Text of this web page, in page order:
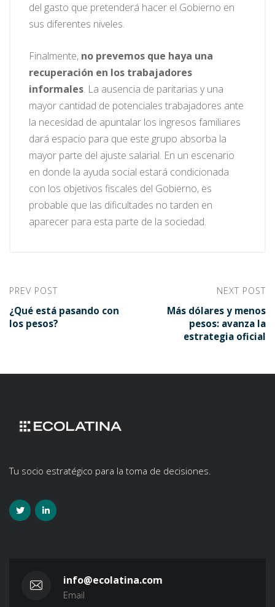
del gasto que pretenderá hacer el Gobierno en
sus diferentes niveles.
Finalmente, no prevemos que haya una
recuperación en los trabajadores
informales. La ausencia de paritarias y una
mayor cantidad de potenciales trabajadores ante
la necesidad de apuntalar los ingresos familiares
dará espacio para que este grupo absorba la
mayor parte del ajuste salarial. En un escenario
en donde la ayuda social estará condicionada
con los objetivos fiscales del Gobierno, es
probable que las dificultades no tarden en
aparecer para esta parte de la sociedad.
PREV POST
¿Qué está pasando con
los pesos?
NEXT POST
Más dólares y menos
pesos: avanza la
estrategia oficial
Tu socio estratégico para la toma de decisiones.
info@ecolatina.com
Email